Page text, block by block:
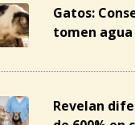
Gatos:
tomen agua
Revelan